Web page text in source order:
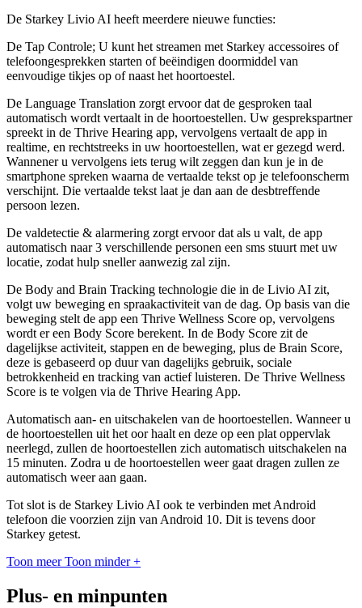
De Starkey Livio AI heeft meerdere nieuwe functies:
De Tap Controle; U kunt het streamen met Starkey accessoires of
telefoongesprekken starten of beëindigen doormiddel van
eenvoudige tikjes op of naast het hoortoestel.
De Language Translation zorgt ervoor dat de gesproken taal
automatisch wordt vertaalt in de hoortoestellen. Uw gesprekspartner
spreekt in de Thrive Hearing app, vervolgens vertaalt de app in
realtime, en rechtstreeks in uw hoortoestellen, wat er gezegd werd.
Wannener u vervolgens iets terug wilt zeggen dan kun je in de
smartphone spreken waarna de vertaalde tekst op je telefoonscherm
verschijnt. Die vertaalde tekst laat je dan aan de desbtreffende
persoon lezen.
De valdetectie & alarmering zorgt ervoor dat als u valt, de app
automatisch naar 3 verschillende personen een sms stuurt met uw
locatie, zodat hulp sneller aanwezig zal zijn.
De Body and Brain Tracking technologie die in de Livio AI zit,
volgt uw beweging en spraakactiviteit van de dag. Op basis van die
beweging stelt de app een Thrive Wellness Score op, vervolgens
wordt er een Body Score berekent. In de Body Score zit de
dagelijkse activiteit, stappen en de beweging, plus de Brain Score,
deze is gebaseerd op duur van dagelijks gebruik, sociale
betrokkenheid en tracking van actief luisteren. De Thrive Wellness
Score is te volgen via de Thrive Hearing App.
Automatisch aan- en uitschakelen van de hoortoestellen. Wanneer u
de hoortoestellen uit het oor haalt en deze op een plat oppervlak
neerlegd, zullen de hoortoestellen zich automatisch uitschakelen na
15 minuten. Zodra u de hoortoestellen weer gaat dragen zullen ze
automatisch weer aan gaan.
Tot slot is de Starkey Livio AI ook te verbinden met Android
telefoon die voorzien zijn van Android 10. Dit is tevens door
Starkey getest.
Toon meer Toon minder +
Plus- en minpunten